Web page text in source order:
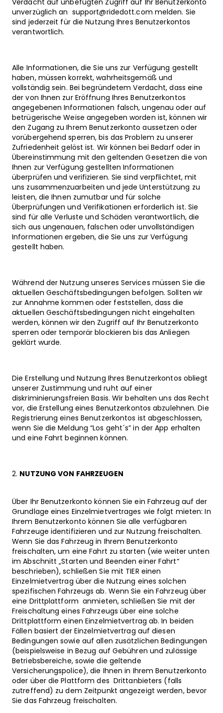
Verdacht auf unbefugten Zugriff auf Ihr Benutzerkonto
unverzüglich an support@ridedott.com melden. Sie
sind jederzeit für die Nutzung Ihres Benutzerkontos
verantwortlich.
Alle Informationen, die Sie uns zur Verfügung gestellt
haben, müssen korrekt, wahrheitsgemäß und
vollständig sein. Bei begründetem Verdacht, dass eine
der von Ihnen zur Eröffnung Ihres Benutzerkontos
angegebenen Informationen falsch, ungenau oder auf
betrügerische Weise angegeben worden ist, können wir
den Zugang zu Ihrem Benutzerkonto aussetzen oder
vorübergehend sperren, bis das Problem zu unserer
Zufriedenheit gelöst ist. Wir können bei Bedarf oder in
Übereinstimmung mit den geltenden Gesetzen die von
Ihnen zur Verfügung gestellten Informationen
überprüfen und verifizieren. Sie sind verpflichtet, mit
uns zusammenzuarbeiten und jede Unterstützung zu
leisten, die Ihnen zumutbar und für solche
Überprüfungen und Verifikationen erforderlich ist. Sie
sind für alle Verluste und Schäden verantwortlich, die
sich aus ungenauen, falschen oder unvollständigen
Informationen ergeben, die Sie uns zur Verfügung
gestellt haben.
Während der Nutzung unseres Services müssen Sie die
aktuellen Geschäftsbedingungen befolgen. Sollten wir
zur Annahme kommen oder feststellen, dass die
aktuellen Geschäftsbedingungen nicht eingehalten
werden, können wir den Zugriff auf Ihr Benutzerkonto
sperren oder temporär blockieren bis das Anliegen
geklärt wurde.
Die Erstellung und Nutzung Ihres Benutzerkontos obliegt
unserer Zustimmung und ruht auf einer
diskriminierungsfreien Basis. Wir behalten uns das Recht
vor, die Erstellung eines Benutzerkontos abzulehnen. Die
Registrierung eines Benutzerkontos ist abgeschlossen,
wenn Sie die Meldung “Los geht´s” in der App erhalten
und eine Fahrt beginnen können.
NUTZUNG VON FAHRZEUGEN
Über Ihr Benutzerkonto können Sie ein Fahrzeug auf der
Grundlage eines Einzelmietvertrages wie folgt mieten: In
Ihrem Benutzerkonto können Sie alle verfügbaren
Fahrzeuge identifizieren und zur Nutzung freischalten.
Wenn Sie das Fahrzeug in Ihrem Benutzerkonto
freischalten, um eine Fahrt zu starten (wie weiter unten
im Abschnitt „Starten und Beenden einer Fahrt“
beschrieben), schließen Sie mit TIER einen
Einzelmietvertrag über die Nutzung eines solchen
spezifischen Fahrzeugs ab. Wenn Sie ein Fahrzeug über
eine Drittplattform anmieten, schließen Sie mit der
Freischaltung eines Fahrzeugs über eine solche
Drittplattform einen Einzelmietvertrag ab. In beiden
Fällen basiert der Einzelmietvertrag auf diesen
Bedingungen sowie auf allen zusätzlichen Bedingungen
(beispielsweise in Bezug auf Gebühren und zulässige
Betriebsbereiche, sowie die geltende
Versicherungspolice), die Ihnen in Ihrem Benutzerkonto
oder über die Plattform des Drittanbieters (falls
zutreffend) zu dem Zeitpunkt angezeigt werden, bevor
Sie das Fahrzeug freischalten.